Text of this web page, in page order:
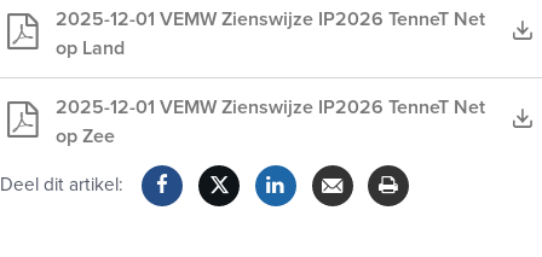
2025-12-01 VEMW Zienswijze IP2026 TenneT Net
op Land
2025-12-01 VEMW Zienswijze IP2026 TenneT Net
op Zee
Deel dit artikel: